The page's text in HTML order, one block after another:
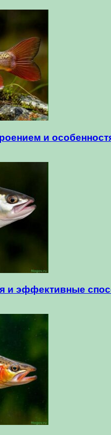
и
и эффективные